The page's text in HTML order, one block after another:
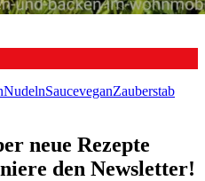
NudelnSauceveganZauberstab
neue Rezepte
den Newsletter!